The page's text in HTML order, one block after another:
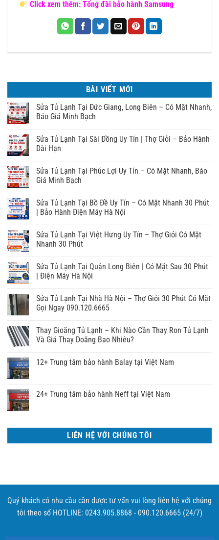
Click xem thêm: Tổng đài bảo hành Samsung
BÀI VIẾT MỚI
Sửa Tủ Lạnh Tại Đức Giang, Long Biên – Có Mặt Nhanh,
Báo Giá Minh Bạch
Sửa Tủ Lạnh Tại Sài Đồng Uy Tín | Thợ Giỏi – Bảo Hành
Dài Hạn
Sửa Tủ Lạnh Tại Phúc Lợi Uy Tín – Có Mặt Nhanh, Báo
Giá Minh Bạch
Sửa Tủ Lạnh Tại Bồ Đề Uy Tín – Có Mặt Nhanh 30 Phút
| Bảo Hành Điện Máy Hà Nội
Sửa Tủ Lạnh Tại Việt Hưng Uy Tín – Thợ Giỏi Có Mặt
Nhanh 30 Phút
Sửa Tủ Lạnh Tại Quận Long Biên | Có Mặt Sau 30 Phút
| Điện Máy Hà Nội
Sửa Tủ Lạnh Tại Nhà Hà Nội – Thợ Giỏi 30 Phút Có Mặt
Gọi Ngay 090.120.6665
Thay Gioăng Tủ Lạnh – Khi Nào Cần Thay Ron Tủ Lạnh
Và Giá Thay Doăng Bao Nhiêu?
12+ Trung tâm bảo hành Balay tại Việt Nam
24+ Trung tâm bảo hành Neff tại Việt Nam
LIÊN HỆ VỚI CHÚNG TÔI
Quý khách có nhu cầu cần được tư vấn vui lòng liên hệ với chúng
tôi theo số HOTLINE: 0243.905.8868 - 090.120.6665 (24/7)